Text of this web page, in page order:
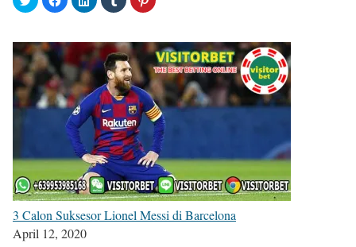
3 Calon Suksesor Lionel Messi di Barcelona
April 12, 2020